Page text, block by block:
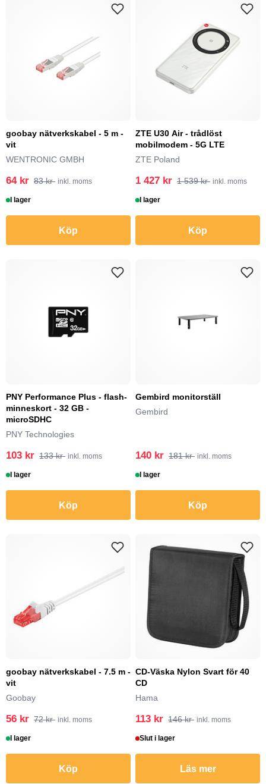
goobay nätverkskabel - 5 m -
vit
WENTRONIC GMBH
64 kr 83 kr inkl. moms
I lager
Köp
ZTE U30 Air - trådlöst
mobilmodem - 5G LTE
ZTE Poland
1 427 kr 1 539 kr inkl. moms
I lager
Köp
PNY Performance Plus - flash-
minneskort - 32 GB -
microSDHC
PNY Technologies
103 kr 133 kr inkl. moms
I lager
Köp
Gembird monitorställ
Gembird
140 kr 181 kr inkl. moms
I lager
Köp
goobay nätverkskabel - 7.5 m -
vit
Goobay
56 kr 72 kr inkl. moms
I lager
Köp
CD-Väska Nylon Svart för 40
CD
Hama
113 kr 146 kr inkl. moms
Slut i lager
Läs mer